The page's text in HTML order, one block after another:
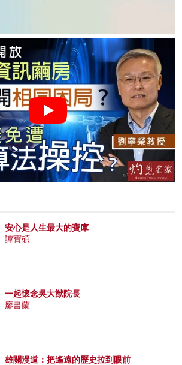
安心是人生最大的寶庫
譚寶碩
一起懷念吳大猷院長
廖書蘭
雄關漫道：把遙遠的歷史拉到眼前